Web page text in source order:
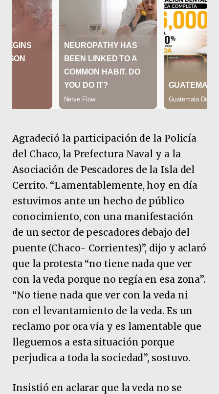
Agradeció la participación de la Policía
del Chaco, la Prefectura Naval y a la
Asociación de Pescadores de la Isla del
Cerrito. “Lamentablemente, hoy en día
estuvimos ante un hecho de público
conocimiento, con una manifestación
de un sector de pescadores debajo del
puente (Chaco- Corrientes)”, dijo y aclaró
que la protesta “no tiene nada que ver
con la veda porque no regía en esa zona”.
“No tiene nada que ver con la veda ni
con el levantamiento de la veda. Es un
reclamo por ora vía y es lamentable que
lleguemos a esta situación porque
perjudica a toda la sociedad”, sostuvo.
Insistió en aclarar que la veda no se